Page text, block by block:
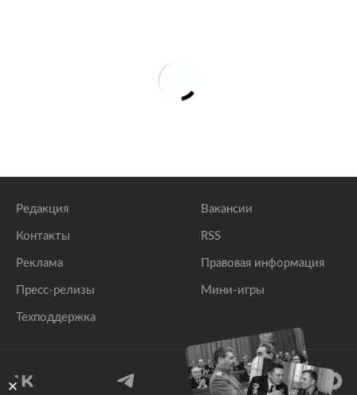
Редакция
Контакты
Реклама
Пресс-релизы
Техподдержка
Вакансии
RSS
Правовая информация
Мини-игры